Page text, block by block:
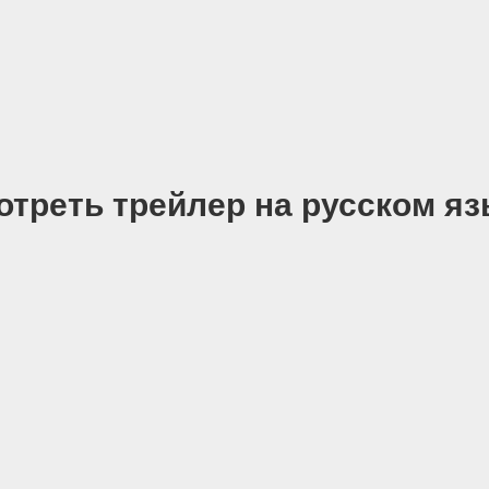
трейлер на русском